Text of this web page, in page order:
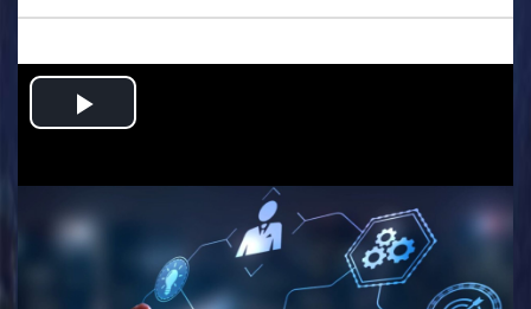
Play
Video